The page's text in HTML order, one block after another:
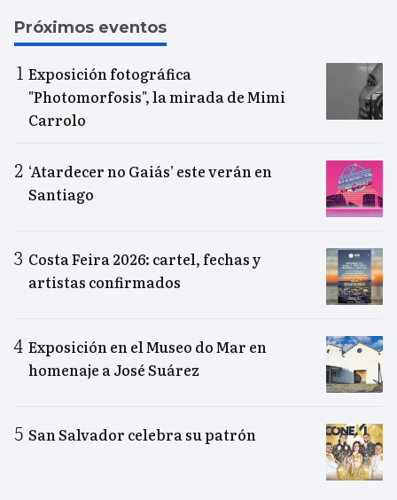
Próximos eventos
Exposición fotográfica
"Photomorfosis", la mirada de Mimi
Carrolo
‘Atardecer no Gaiás’ este verán en
Santiago
Costa Feira 2026: cartel, fechas y
artistas confirmados
Exposición en el Museo do Mar en
homenaje a José Suárez
San Salvador celebra su patrón